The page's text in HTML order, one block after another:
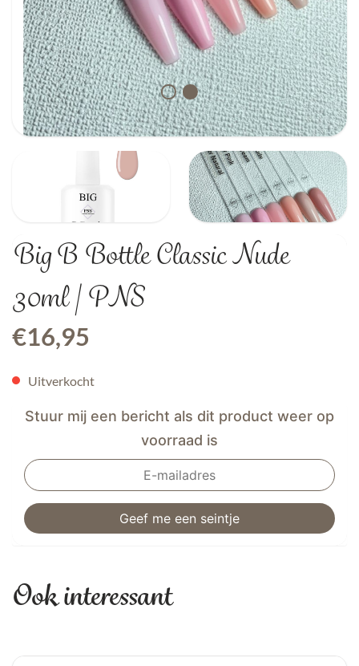
Big B Bottle Classic Nude
30ml | PNS
€16,95
Uitverkocht
Stuur mij een bericht als dit product weer op
voorraad is
Ook interessant